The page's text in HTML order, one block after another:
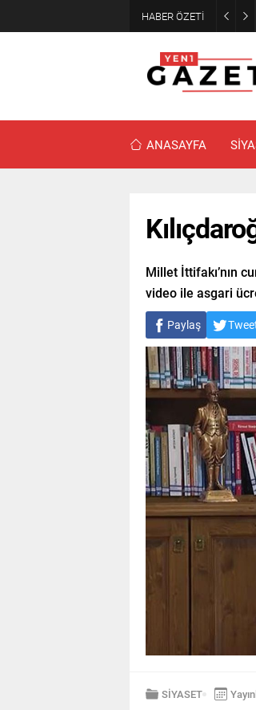
HABER ÖZETİ
ANASAYFA
Millet İttifakı’nın
video ile asgari
Paylaş
SİYASET